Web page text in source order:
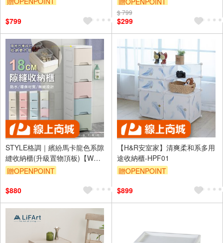
$799
訂單滿1499享95折
$ 799
$299
STYLE格調｜繽紛馬卡龍色系隙
縫收納櫃(升級置物頂板)【WW-
0181】收納櫃 隙縫櫃 廚房收納
贈OPENPOINT
$880
【H&R安室家】清爽柔和系多用
途收納櫃-HPF01
贈OPENPOINT
$899